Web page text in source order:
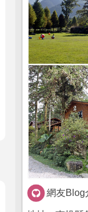
網友Blog